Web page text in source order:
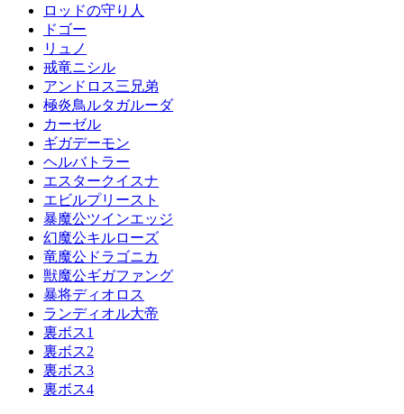
ロッドの守り人
ドゴー
リュノ
戒竜ニシル
アンドロス三兄弟
極炎鳥ルタガルーダ
カーゼル
ギガデーモン
ヘルバトラー
エスタークイスナ
エビルプリースト
暴魔公ツインエッジ
幻魔公キルローズ
竜魔公ドラゴニカ
獣魔公ギガファング
暴将ディオロス
ランディオル大帝
裏ボス1
裏ボス2
裏ボス3
裏ボス4